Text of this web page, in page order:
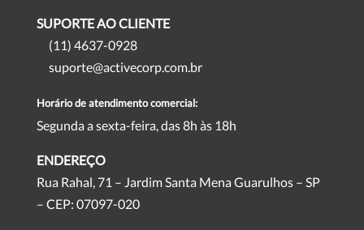
SUPORTE AO CLIENTE
(11) 4637-0928
suporte@activecorp.com.br
Horário de atendimento comercial:
Segunda a sexta-feira, das 8h às 18h
ENDEREÇO
Rua Rahal, 71 – Jardim Santa Mena Guarulhos – SP
– CEP: 07097-020